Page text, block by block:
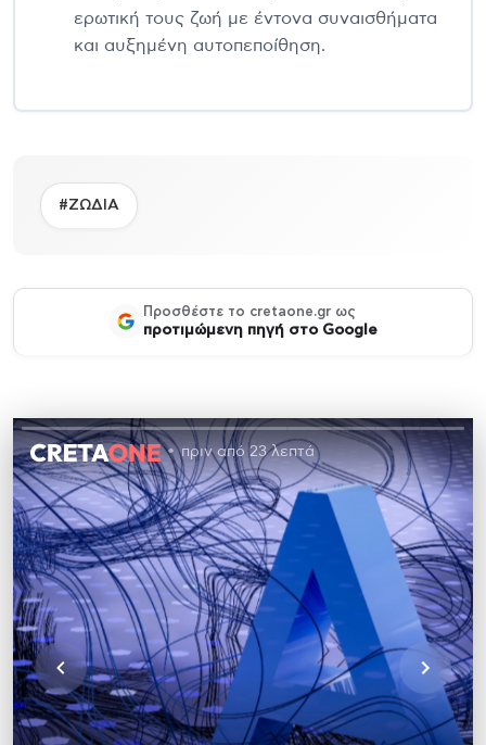
ερωτική τους ζωή με έντονα συναισθήματα
και αυξημένη αυτοπεποίθηση.
#ΖΩΔΙΑ
Προσθέστε το cretaone.gr ως
προτιμώμενη πηγή στο Google
πριν από 23 λεπτά